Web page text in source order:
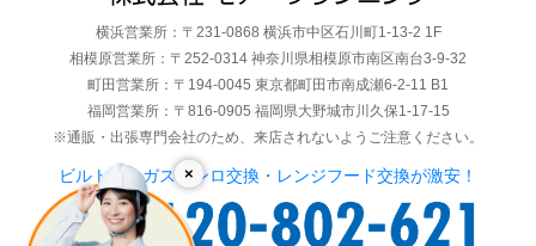
×
横浜営業所：〒231-0868 横浜市中区石川町1-13-2 1F
相模原営業所：〒252-0314 神奈川県相模原市南区南台3-9-32
町田営業所：〒194-0045 東京都町田市南成瀬6-2-11 B1
福岡営業所：〒816-0905 福岡県大野城市川久保1-17-15
※通販・出張専門会社のため、来店されないようご注意ください。
ビルトインガスコンロ交換・レンジフード交換が激安！